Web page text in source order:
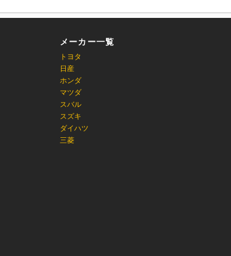
メーカー一覧
トヨタ
日産
ホンダ
マツダ
スバル
スズキ
ダイハツ
三菱